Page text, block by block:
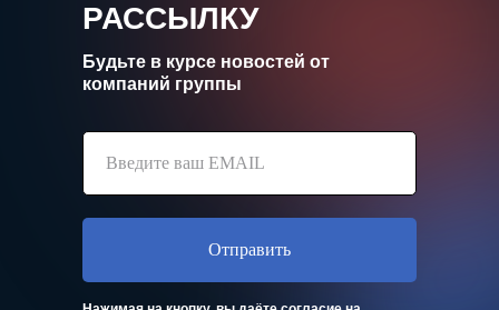
РАССЫЛКУ
Будьте в курсе новостей от
компаний группы
Отправить
© Сайт icontextgroup.ru
Политика обработки персональных данных
Пишите на почту
sales@icontextgroup.ru
+7 (499) 929-85-95
Приезжайте в гости
г. Москва, ул. Новослободская, д. 16